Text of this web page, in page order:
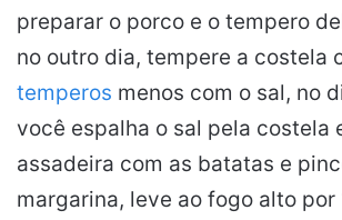
preparar o porco e o tempero
no outro dia, tempere a costela
temperos menos com o sal, no
você espalha o sal pela costela
assadeira com as batatas e
margarina, leve ao fogo alto por